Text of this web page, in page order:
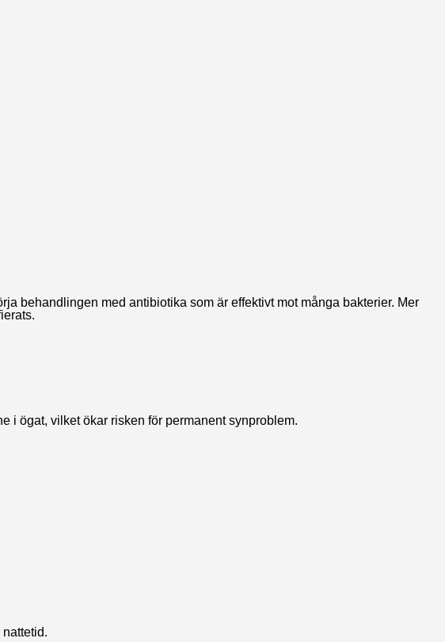
behandlingen med antibiotika som är effektivt mot många bakterier. Mer
i ögat, vilket ökar risken för permanent synproblem.